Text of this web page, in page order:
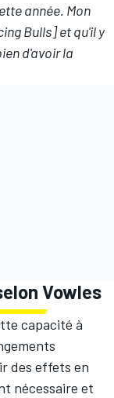
année. Mon
Bulls] et qu'il y
d'avoir la
Vowles
capacité à
des effets en
nécessaire et